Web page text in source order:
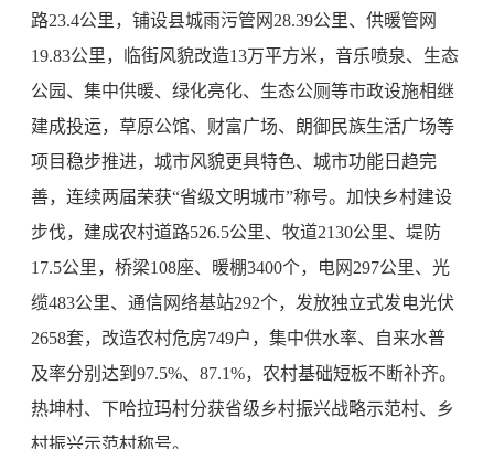
路23.4公里，铺设县城雨污管网28.39公里、供暖管网
19.83公里，临街风貌改造13万平方米，音乐喷泉、生态
公园、集中供暖、绿化亮化、生态公厕等市政设施相继
建成投运，草原公馆、财富广场、朗御民族生活广场等
项目稳步推进，城市风貌更具特色、城市功能日趋完
善，连续两届荣获“省级文明城市”称号。加快乡村建设
步伐，建成农村道路526.5公里、牧道2130公里、堤防
17.5公里，桥梁108座、暖棚3400个，电网297公里、光
缆483公里、通信网络基站292个，发放独立式发电光伏
2658套，改造农村危房749户，集中供水率、自来水普
及率分别达到97.5%、87.1%，农村基础短板不断补齐。
热坤村、下哈拉玛村分获省级乡村振兴战略示范村、乡
村振兴示范村称号。